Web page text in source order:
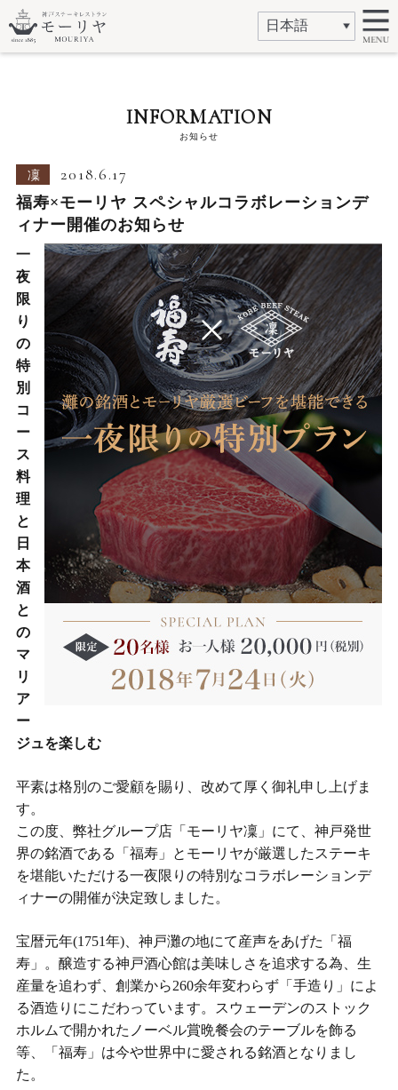
INFORMATION
お知らせ
凜 2018.6.17
福寿×モーリヤ スペシャルコラボレーションデ
ィナー開催のお知らせ
一
夜
限
り
の
特
別
コ
ー
ス
料
理
と
日
本
酒
と
の
マ
リ
ア
ー
ジュを楽しむ
平素は格別のご愛顧を賜り、改めて厚く御礼申し上げま
す。
この度、弊社グループ店「モーリヤ凜」にて、神戸発世
界の銘酒である「福寿」とモーリヤが厳選したステーキ
を堪能いただける一夜限りの特別なコラボレーションデ
ィナーの開催が決定致しました。
宝暦元年(1751年)、神戸灘の地にて産声をあげた「福
寿」。醸造する神戸酒心館は美味しさを追求する為、生
産量を追わず、創業から260余年変わらず「手造り」によ
る酒造りにこだわっています。スウェーデンのストック
ホルムで開かれたノーベル賞晩餐会のテーブルを飾る
等、「福寿」は今や世界中に愛される銘酒となりまし
た。